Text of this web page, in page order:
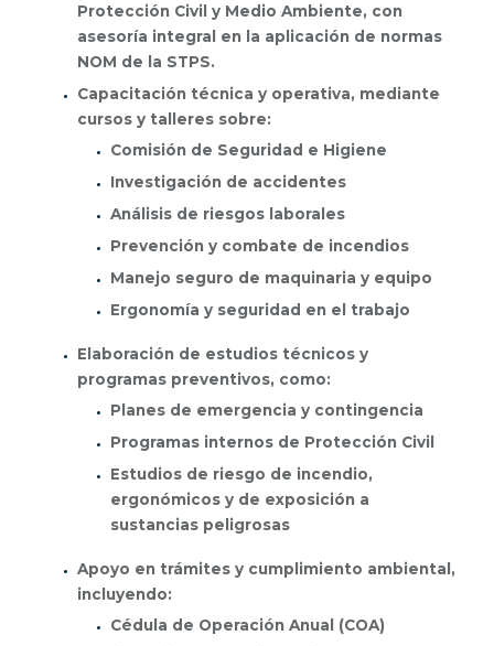
Protección Civil y Medio Ambiente, con
asesoría integral en la aplicación de normas
NOM de la STPS.
Capacitación técnica y operativa, mediante
cursos y talleres sobre:
Comisión de Seguridad e Higiene
Investigación de accidentes
Análisis de riesgos laborales
Prevención y combate de incendios
Manejo seguro de maquinaria y equipo
Ergonomía y seguridad en el trabajo
Elaboración de estudios técnicos y
programas preventivos, como:
Planes de emergencia y contingencia
Programas internos de Protección Civil
Estudios de riesgo de incendio,
ergonómicos y de exposición a
sustancias peligrosas
Apoyo en trámites y cumplimiento ambiental,
incluyendo:
Cédula de Operación Anual (COA)